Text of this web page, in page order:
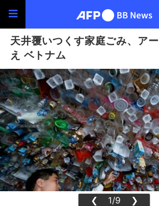
天井覆いつくす家庭ごみ、ア
え ベトナム
❮ 1/9 ❯